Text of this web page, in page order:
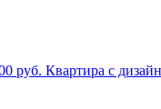
руб. Квартира с